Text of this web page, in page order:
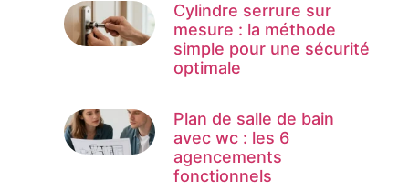
Cylindre serrure sur
mesure : la méthode
simple pour une sécurité
optimale
Plan de salle de bain
avec wc : les 6
agencements
fonctionnels